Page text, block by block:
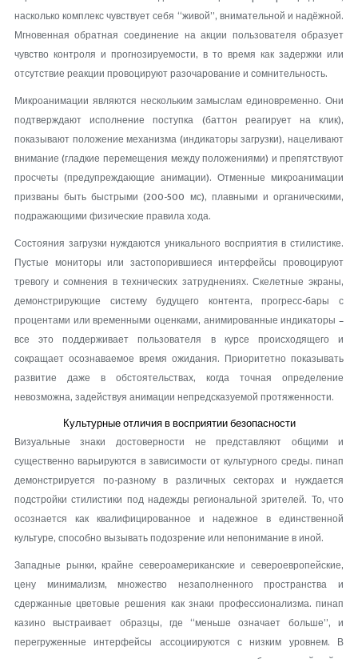
насколько комплекс чувствует себя “живой”, внимательной и надёжной.
Мгновенная обратная соединение на акции пользователя образует
чувство контроля и прогнозируемости, в то время как задержки или
отсутствие реакции провоцируют разочарование и сомнительность.
Микроанимации являются нескольким замыслам единовременно. Они
подтверждают исполнение поступка (баттон реагирует на клик),
показывают положение механизма (индикаторы загрузки), нацеливают
внимание (гладкие перемещения между положениями) и препятствуют
просчеты (предупреждающие анимации). Отменные микроанимации
призваны быть быстрыми (200-500 мс), плавными и органическими,
подражающими физические правила хода.
Состояния загрузки нуждаются уникального восприятия в стилистике.
Пустые мониторы или застопорившиеся интерфейсы провоцируют
тревогу и сомнения в технических затруднениях. Скелетные экраны,
демонстрирующие систему будущего контента, прогресс-бары с
процентами или временными оценками, анимированные индикаторы –
все это поддерживает пользователя в курсе происходящего и
сокращает осознаваемое время ожидания. Приоритетно показывать
развитие даже в обстоятельствах, когда точная определение
невозможна, задействуя анимации непредсказуемой протяженности.
Культурные отличия в восприятии безопасности
Визуальные знаки достоверности не представляют общими и
существенно варьируются в зависимости от культурного среды. пинап
демонстрируется по-разному в различных секторах и нуждается
подстройки стилистики под надежды региональной зрителей. То, что
осознается как квалифицированное и надежное в единственной
культуре, способно вызывать подозрение или непонимание в иной.
Западные рынки, крайне североамериканские и североевропейские,
цену минимализм, множество незаполненного пространства и
сдержанные цветовые решения как знаки профессионализма. пинап
казино выстраивает образцы, где “меньше означает больше”, и
перегруженные интерфейсы ассоциируются с низким уровнем. В